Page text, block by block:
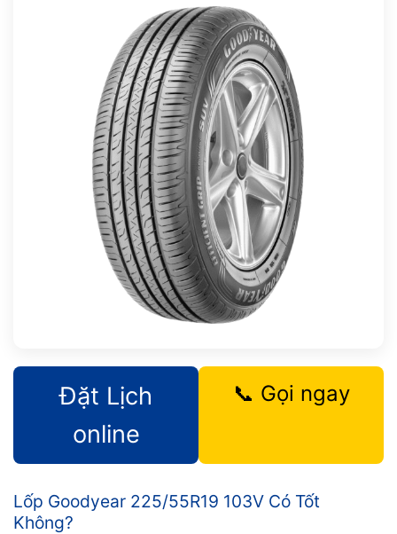
Đặt Lịch
online
📞 Gọi ngay
Lốp Goodyear 225/55R19 103V Có Tốt
Không?